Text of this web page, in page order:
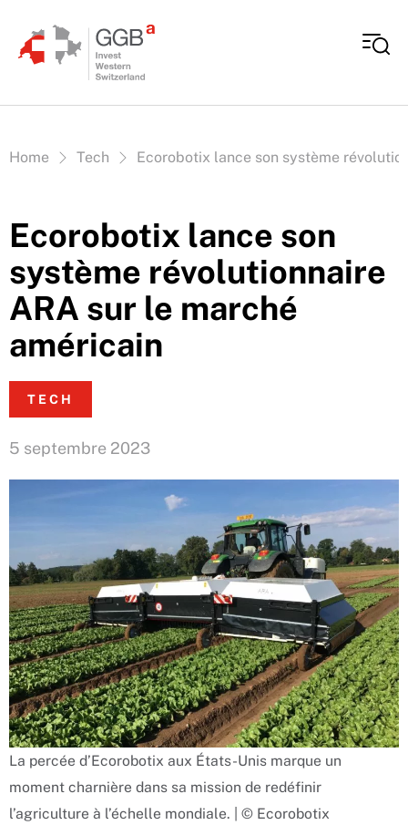
Vous êtes ici:
Home Tech Ecorobotix lance son système
Ecorobotix lance son
système révolutionnaire
ARA sur le marché
américain
TECH
5 septembre 2023
La percée d’Ecorobotix aux États-Unis marque un
moment charnière dans sa mission de redéfinir
l’agriculture à l’échelle mondiale. | © Ecorobotix